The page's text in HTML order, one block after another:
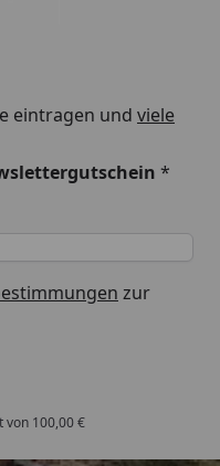
eintragen und viele
*
zur
100,00 €